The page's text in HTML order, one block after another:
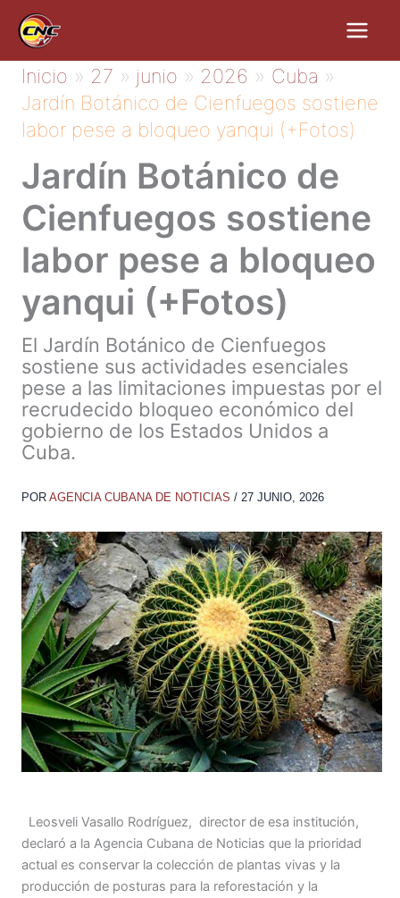
contenido
Inicio 27 junio 2026
Cuba
Jardín Botánico de Cienfuegos sostiene
labor pese a bloqueo yanqui (+Fotos)
Jardín Botánico de
Cienfuegos sostiene
labor pese a bloqueo
yanqui (+Fotos)
El Jardín Botánico de Cienfuegos
sostiene sus actividades esenciales
pese a las limitaciones impuestas por el
recrudecido bloqueo económico del
gobierno de los Estados Unidos a
Cuba.
POR AGENCIA CUBANA DE NOTICIAS / 27 JUNIO, 2026
Leosveli Vasallo Rodríguez, director de esa institución,
declaró a la Agencia Cubana de Noticias que la prioridad
actual es conservar la colección de plantas vivas y la
producción de posturas para la reforestación y la